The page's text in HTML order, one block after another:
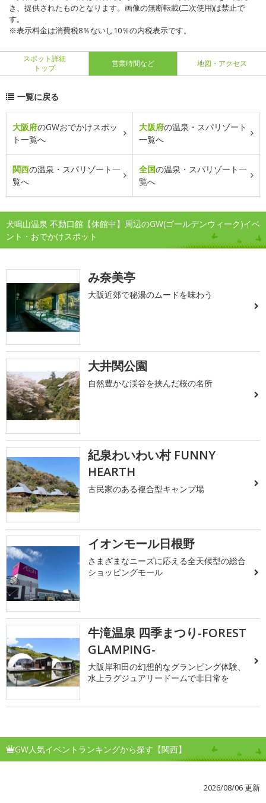
き、提供されたものとなります。画像の無断転載(二次使用)は禁止で
す。
※表示料金は消費税8％ないし10％の内税表示です。
スポット詳細
トップ
営業時間など 地図・アクセス
一覧に戻る
大阪府のGWおでかけスポッ
ト一覧へ
大阪府の温泉・スパリゾート
一覧へ
関西の温泉・スパリゾート一
覧へ
全国の温泉・スパリゾート一
覧へ
犬鳴山温泉 不動口館【休館中】周辺のGW(ゴールデンウィーク)イベ
ント・おでかけスポット
み奈美亭
大阪近郊で秘湯のムードを味わう
大井関公園
自然豊かな渓谷を挟んだ桜の名所
紀泉わいわい村 FUNNY
HEARTH
古民家のある複合型キャンプ場
イオンモール日根野
さまざまなニーズに応える全天候型の総合
ショッピングモール
牛滝温泉 四季まつり-FOREST
GLAMPING-
大阪岸和田の幻想的なグランピング体験、
水上ラグジュアリードームで非日常を
GW人気イベントランキングから探す【関西】
2026/08/06 更新